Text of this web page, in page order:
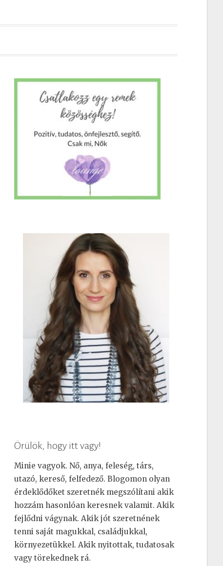
Örülök, hogy itt vagy!
Minie vagyok. Nő, anya, feleség, társ,
utazó, kereső, felfedező. Blogomon olyan
érdeklődőket szeretnék megszólítani akik
hozzám hasonlóan keresnek valamit. Akik
fejlődni vágynak. Akik jót szeretnének
tenni saját magukkal, családjukkal,
környezetükkel. Akik nyitottak, tudatosak
vagy törekednek rá.